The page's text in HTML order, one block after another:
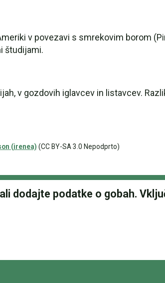
v povezavi s smrekovim borom
študijami.
v gozdovih iglavcev in listavcev.
(irenea) (CC BY-SA 3.0 Nepodprto)